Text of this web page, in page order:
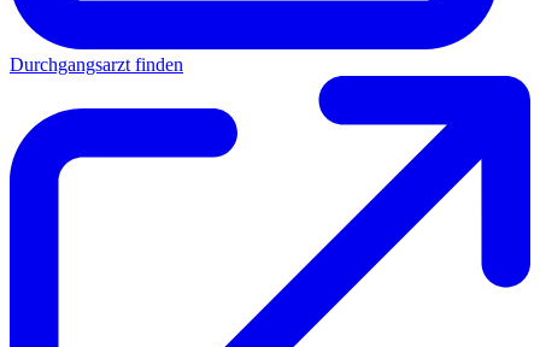
Durchgangsarzt finden